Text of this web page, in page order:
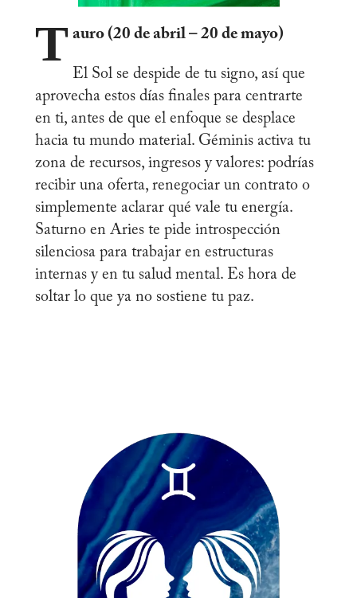
T auro (20 de abril – 20 de mayo)
El Sol se despide de tu signo, así que
aprovecha estos días finales para centrarte
en ti, antes de que el enfoque se desplace
hacia tu mundo material. Géminis activa tu
zona de recursos, ingresos y valores: podrías
recibir una oferta, renegociar un contrato o
simplemente aclarar qué vale tu energía.
Saturno en Aries te pide introspección
silenciosa para trabajar en estructuras
internas y en tu salud mental. Es hora de
soltar lo que ya no sostiene tu paz.